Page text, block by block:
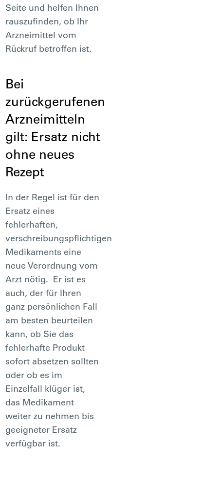
Seite und helfen Ihnen
rauszufinden, ob Ihr
Arzneimittel vom
Rückruf betroffen ist.
Bei
zurückgerufenen
Arzneimitteln
gilt: Ersatz nicht
ohne neues
Rezept
In der Regel ist für den
Ersatz eines
fehlerhaften,
verschreibungspflichtigen
Medikaments eine
neue Verordnung vom
Arzt nötig. Er ist es
auch, der für Ihren
ganz persönlichen Fall
am besten beurteilen
kann, ob Sie das
fehlerhafte Produkt
sofort absetzen sollten
oder ob es im
Einzelfall klüger ist,
das Medikament
weiter zu nehmen bis
geeigneter Ersatz
verfügbar ist.